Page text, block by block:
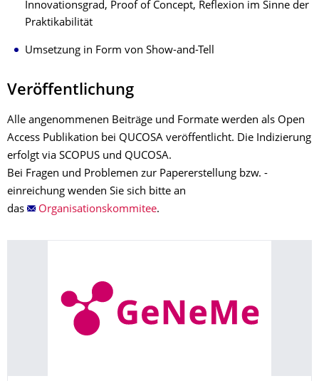
Innovationsgrad, Proof of Concept, Reflexion im Sinne der
Praktikabilität
Umsetzung in Form von Show-and-Tell
Veröffentlichung
Alle angenommenen Beiträge und Formate werden als Open
Access Publikation bei QUCOSA veröffentlicht. Die Indizierung
erfolgt via SCOPUS und QUCOSA.
Bei Fragen und Problemen zur Papererstellung bzw. -
einreichung wenden Sie sich bitte an
das
Organisationskommitee.